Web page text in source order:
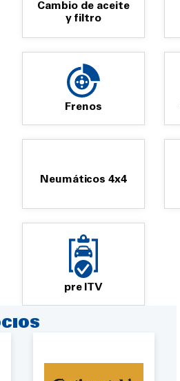
Cambio de aceite
y filtro
Frenos
Neumáticos 4x4
pre ITV